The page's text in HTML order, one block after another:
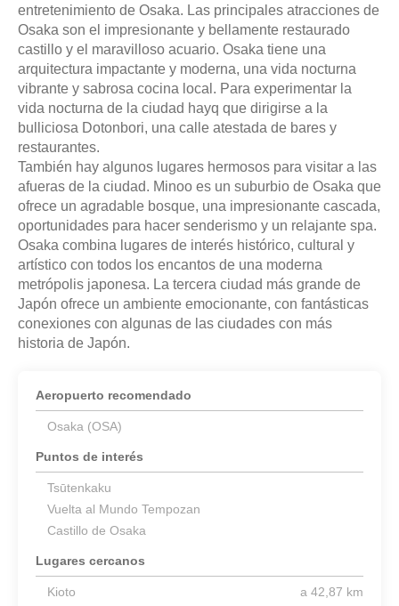
entretenimiento de Osaka. Las principales atracciones de
Osaka son el impresionante y bellamente restaurado
castillo y el maravilloso acuario. Osaka tiene una
arquitectura impactante y moderna, una vida nocturna
vibrante y sabrosa cocina local. Para experimentar la
vida nocturna de la ciudad hayq que dirigirse a la
bulliciosa Dotonbori, una calle atestada de bares y
restaurantes.
También hay algunos lugares hermosos para visitar a las
afueras de la ciudad. Minoo es un suburbio de Osaka que
ofrece un agradable bosque, una impresionante cascada,
oportunidades para hacer senderismo y un relajante spa.
Osaka combina lugares de interés histórico, cultural y
artístico con todos los encantos de una moderna
metrópolis japonesa. La tercera ciudad más grande de
Japón ofrece un ambiente emocionante, con fantásticas
conexiones con algunas de las ciudades con más
Aeropuerto recomendado
Osaka (OSA)
Puntos de interés
Tsūtenkaku
Vuelta al Mundo Tempozan
Castillo de Osaka
Lugares cercanos
Kioto
a 42,87 km